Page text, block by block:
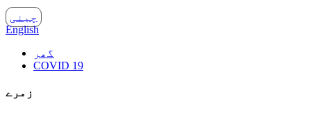
چینی
English
گھر
COVID 19
زمرے